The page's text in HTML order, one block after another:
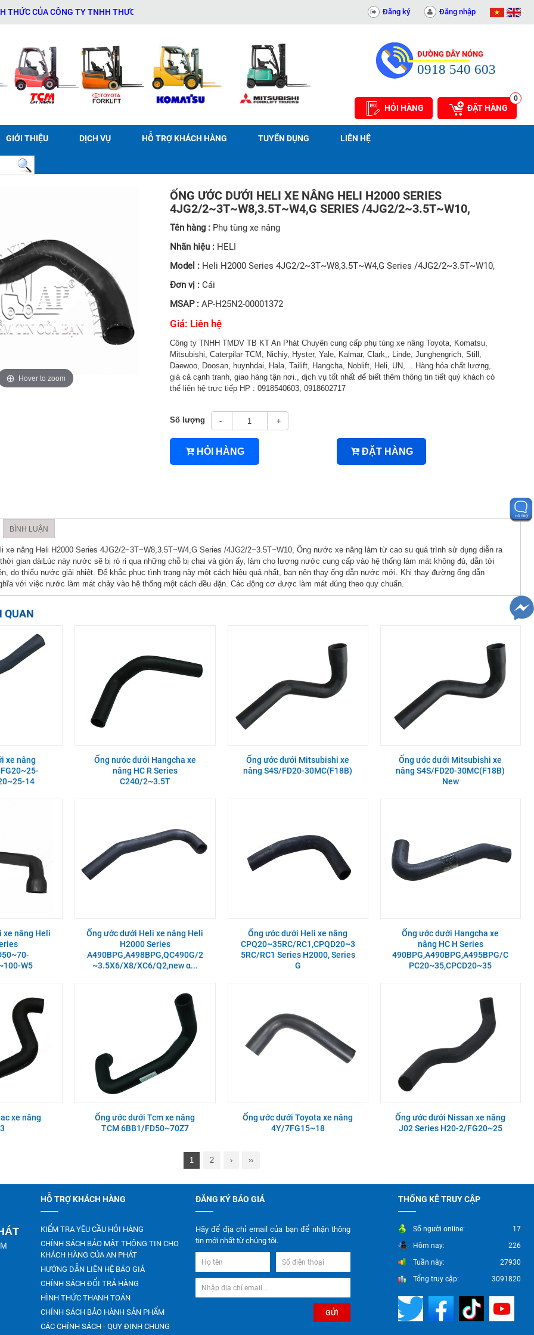
CỦA CÔNG TY TNHH THƯƠNG MẠI DỊCH VỤ THIẾT BỊ KỸ THUẬT AN PHÁT - 0311414081 Đăng ký Đăng nhập
ĐƯỜNG DÂY NÓNG
0918 540 603
HỎI HÀNG ĐẶT HÀNG
0
GIỚI THIỆU DỊCH VỤ HỖ TRỢ KHÁCH HÀNG TUYỂN DỤNG LIÊN HỆ
4TNV98
Hover to zoom
ỐNG ƯỚC DƯỚI HELI XE NÂNG HELI H2000 SERIES
4JG2/2~3T~W8,3.5T~W4,G SERIES /4JG2/2~3.5T~W10,
Tên hàng : Phụ tùng xe nâng
Nhãn hiệu : HELI
Model : Heli H2000 Series 4JG2/2~3T~W8,3.5T~W4,G Series /4JG2/2~3.5T~W10,
Đơn vị : Cái
MSAP : AP-H25N2-00001372
Giá: Liên hệ
Công ty TNHH TMDV TB KT An Phát Chuyên cung cấp phụ tùng xe nâng Toyota, Komatsu,
Mitsubishi, Caterpilar TCM, Nichiy, Hyster, Yale, Kalmar, Clark,, Linde, Junghengrich, Still,
Daewoo, Doosan, huynhdai, Hala, Tailift, Hangcha, Noblift, Heli, UN,… Hàng hóa chất lương,
giá cả cạnh tranh, giao hàng tận nơi., dịch vụ tốt nhất để biết thêm thông tin tiết quý khách có
thể liên hệ trực tiếp HP : 0918540603, 0918602717
Số lượng - +
HỎI HÀNG ĐẶT HÀNG
BÌNH LUẬN
nâng Heli H2000 Series 4JG2/2~3T~W8,3.5T~W4,G Series /4JG2/2~3.5T~W10, Ống nước xe nâng làm từ cao su quá trình sử dụng diễn ra
gian dàiLúc này nước sẽ bị rò rỉ qua những chỗ bị chai và giòn ấy, làm cho lượng nước cung cấp vào hệ thống làm mát không đủ, dẫn tới
do thiếu nước giải nhiệt. Để khắc phục tình trạng này một cách hiệu quả nhất, bạn nên thay ống dẫn nước mới. Khi thay đường ống dẫn
với việc nước làm mát chảy vào hệ thống một cách đều đặn. Các động cơ được làm mát đúng theo quy chuẩn.
QUAN
xe nâng
14
Ống nước dưới Hangcha xe
nâng HC R Series
C240/2~3.5T
Ống ước dưới Mitsubishi xe
nâng S4S/FD20-30MC(F18B)
Ống ước dưới Mitsubishi xe
nâng S4S/FD20-30MC(F18B)
New
xe nâng Heli
W5
Ống ước dưới Heli xe nâng Heli
H2000 Series
A490BPG,A498BPG,QC490G/2
~3.5X6/X8/XC6/Q2,new α...
Ống ước dưới Heli xe nâng
CPQ20~35RC/RC1,CPQD20~3
5RC/RC1 Series H2000, Series
G
Ống ước dưới Hangcha xe
nâng HC H Series
490BPG,A490BPG,A495BPG/C
PC20~35,CPCD20~35
xe nâng
Ống ước dưới Tcm xe nâng
TCM 6BB1/FD50~70Z7
Ống ước dưới Toyota xe nâng
4Y/7FG15~18
Ống ước dưới Nissan xe nâng
J02 Series H20-2/FG20~25
1 2 › ››
HỖ TRỢ KHÁCH HÀNG
KIỂM TRA YÊU CẦU HỎI HÀNG
CHÍNH SÁCH BẢO MẬT THÔNG TIN CHO
KHÁCH HÀNG CỦA AN PHÁT
HƯỚNG DẪN LIÊN HỆ BÁO GIÁ
CHÍNH SÁCH ĐỔI TRẢ HÀNG
HÌNH THỨC THANH TOÁN
CHÍNH SÁCH BẢO HÀNH SẢN PHẨM
CÁC CHÍNH SÁCH - QUY ĐỊNH CHUNG
ĐĂNG KÝ BÁO GIÁ
Hãy để địa chỉ email của bạn để nhận thông
tin mới nhất từ chúng tôi.
THỐNG KÊ TRUY CẬP
Số người online:
17
Hôm nay:
226
Tuần này:
27930
Tổng truy cập:
3091820